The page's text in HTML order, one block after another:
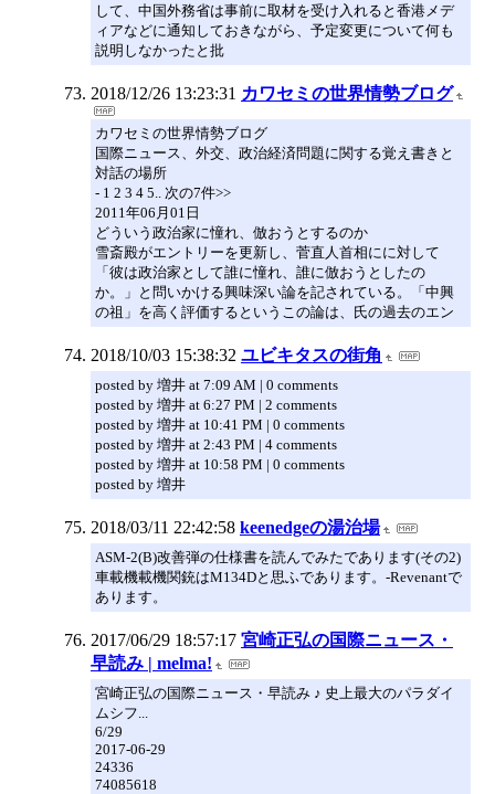
して、中国外務省は事前に取材を受け入れると香港メデ
ィアなどに通知しておきながら、予定変更について何も
説明しなかったと批
2018/12/26 13:23:31 カワセミの世界情勢ブログ
カワセミの世界情勢ブログ
国際ニュース、外交、政治経済問題に関する覚え書きと
対話の場所
- 1 2 3 4 5.. 次の7件>>
2011年06月01日
どういう政治家に憧れ、倣おうとするのか
雪斎殿がエントリーを更新し、菅直人首相にに対して
「彼は政治家として誰に憧れ、誰に倣おうとしたの
か。」と問いかける興味深い論を記されている。「中興
の祖」を高く評価するというこの論は、氏の過去のエン
2018/10/03 15:38:32 ユビキタスの街角
posted by 増井 at 7:09 AM | 0 comments
posted by 増井 at 6:27 PM | 2 comments
posted by 増井 at 10:41 PM | 0 comments
posted by 増井 at 2:43 PM | 4 comments
posted by 増井 at 10:58 PM | 0 comments
posted by 増井
2018/03/11 22:42:58 keenedgeの湯治場
ASM-2(B)改善弾の仕様書を読んでみたであります(その2)
車載機載機関銃はM134Dと思ふであります。-Revenantで
あります。
2017/06/29 18:57:17 宮崎正弘の国際ニュース・
早読み | melma!
宮崎正弘の国際ニュース・早読み ♪ 史上最大のパラダイ
ムシフ...
6/29
2017-06-29
24336
74085618